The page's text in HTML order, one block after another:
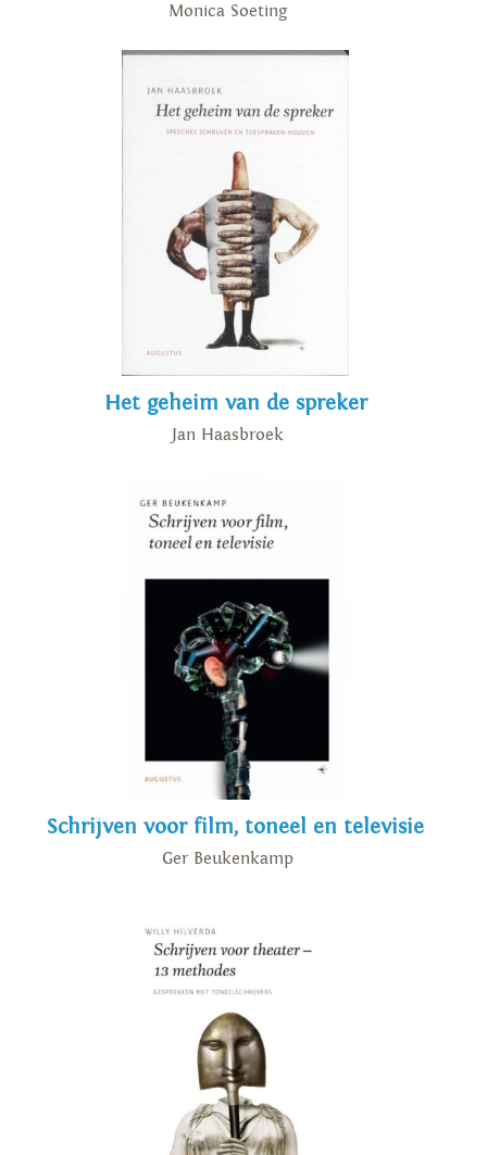
Monica Soeting
Het geheim van de spreker
Jan Haasbroek
Schrijven voor film, toneel en televisie
Ger Beukenkamp